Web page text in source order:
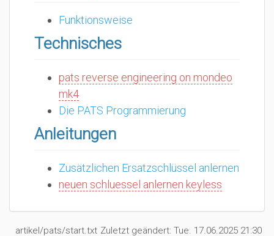
Funktionsweise
Technisches
pats reverse engineering on mondeo
mk4
Die PATS Programmierung
Anleitungen
Zusätzlichen Ersatzschlüssel anlernen
neuen schluessel anlernen keyless
artikel/pats/start.txt Zuletzt geändert: Tue. 17.06.2025 21:30